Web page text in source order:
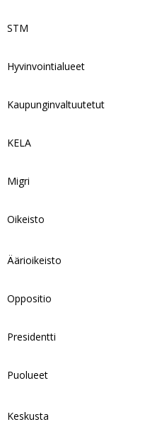
STM
Hyvinvointialueet
Kaupunginvaltuutetut
KELA
Migri
Oikeisto
Äärioikeisto
Oppositio
Presidentti
Puolueet
Keskusta